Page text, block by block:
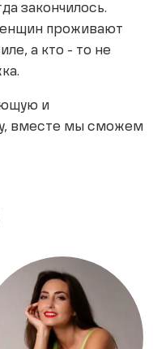
закончилось.
проживают
а кто - то не
и
вместе мы сможем